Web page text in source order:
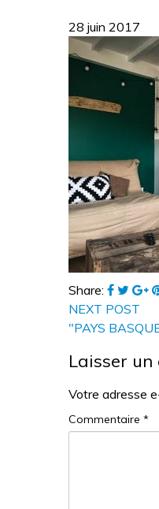
28 juin 2017
Share:
NEXT POST
"PAYS
Laisser
Votre adresse
Commentaire *